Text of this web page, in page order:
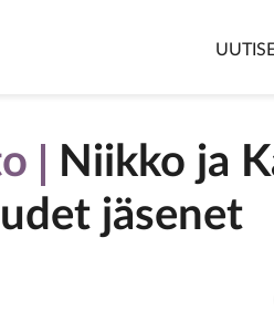
Niikko ja
jäsenet